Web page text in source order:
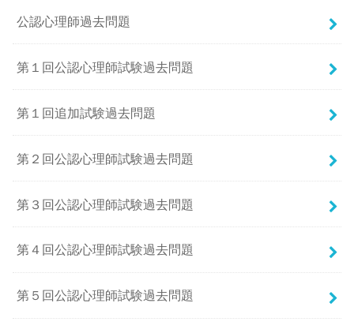
公認心理師過去問題
第１回公認心理師試験過去問題
第１回追加試験過去問題
第２回公認心理師試験過去問題
第３回公認心理師試験過去問題
第４回公認心理師試験過去問題
第５回公認心理師試験過去問題